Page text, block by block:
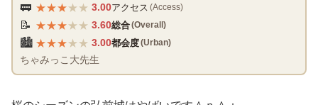
🚃 ★★★★★ 3.00アクセス (Access)
📝 ★★★★★ 3.60総合(Overall)
🏙️ ★★★★★ 3.00都会度(Urban)
ちゃみっこ大先生